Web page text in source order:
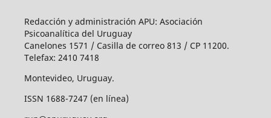
Redacción y administración APU: Asociación
Psicoanalítica del Uruguay
Canelones 1571 / Casilla de correo 813 / CP 11200.
Telefax: 2410 7418
Montevideo, Uruguay.
ISSN 1688-7247 (en línea)